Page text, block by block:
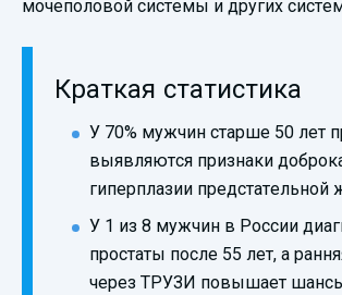
мочеполовой системы и других
Краткая статистика
У 70% мужчин старше 50 лет
выявляются признаки
гиперплазии предстательной
У 1 из 8 мужчин в России
простаты после 55 лет, а
через ТРУЗИ повышает